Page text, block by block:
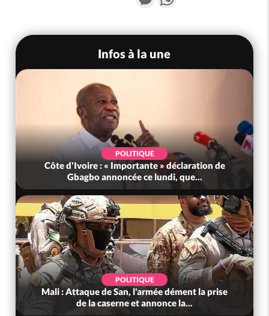
Infos à la une
POLITIQUE
Côte d'Ivoire : « Importante » déclaration de
Gbagbo annoncée ce lundi, que...
POLITIQUE
Mali : Attaque de San, l'armée dément la prise
de la caserne et annonce la...